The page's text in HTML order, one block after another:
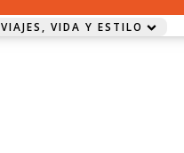
VIAJES, VIDA Y ESTILO